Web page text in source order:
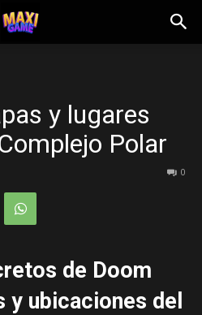
y lugares
Polar
0
de Doom
y ubicaciones del